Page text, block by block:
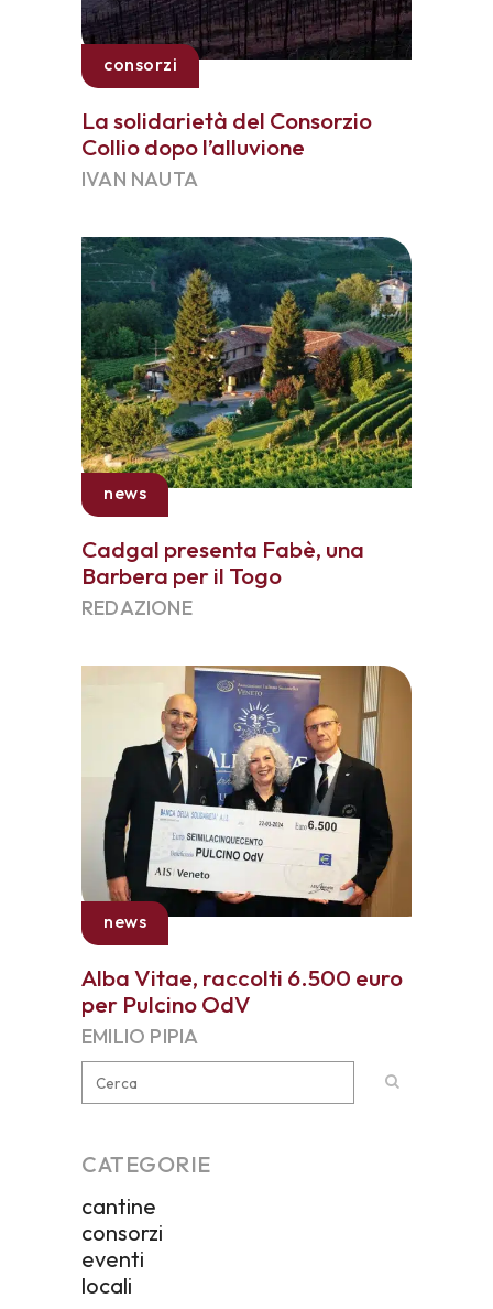
consorzi
La solidarietà del Consorzio
Collio dopo l’alluvione
IVAN NAUTA
news
Cadgal presenta Fabè, una
Barbera per il Togo
REDAZIONE
news
Alba Vitae, raccolti 6.500 euro
per Pulcino OdV
EMILIO PIPIA
CATEGORIE
cantine
consorzi
eventi
locali